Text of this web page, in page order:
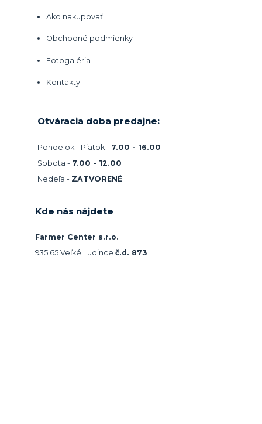
Ako nakupovať
Obchodné podmienky
Fotogaléria
Kontakty
Otváracia doba predajne:
Pondelok - Piatok - 7.00 - 16.00
Sobota - 7.00 - 12.00
Nedeľa - ZATVORENÉ
Kde nás nájdete
Farmer Center s.r.o.
935 65 Veľké Ludince č.d. 873